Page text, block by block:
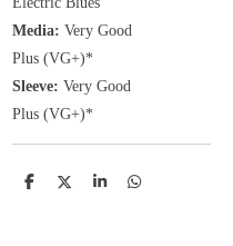
Media: Very Good
Plus (VG+)*
Sleeve: Very Good
Plus (VG+)*
D
D
S
D